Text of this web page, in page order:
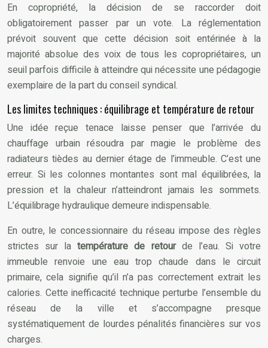
En copropriété, la décision de se raccorder doit
obligatoirement passer par un vote. La réglementation
prévoit souvent que cette décision soit entérinée à la
majorité absolue des voix de tous les copropriétaires, un
seuil parfois difficile à atteindre qui nécessite une pédagogie
exemplaire de la part du conseil syndical.
Les limites techniques : équilibrage et température de retour
Une idée reçue tenace laisse penser que l’arrivée du
chauffage urbain résoudra par magie le problème des
radiateurs tièdes au dernier étage de l’immeuble. C’est une
erreur. Si les colonnes montantes sont mal équilibrées, la
pression et la chaleur n’atteindront jamais les sommets.
L’équilibrage hydraulique demeure indispensable.
En outre, le concessionnaire du réseau impose des règles
strictes sur latempérature de retourde l’eau. Si votre
immeuble renvoie une eau trop chaude dans le circuit
primaire, cela signifie qu’il n’a pas correctement extrait les
calories. Cette inefficacité technique perturbe l’ensemble du
réseau de la ville et s’accompagne presque
systématiquement de lourdes pénalités financières sur vos
charges.